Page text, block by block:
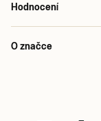
Hodnocení
O značce